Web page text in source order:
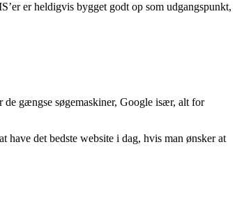
er heldigvis bygget godt op som udgangspunkt,
gængse søgemaskiner, Google især, alt for
det bedste website i dag, hvis man ønsker at